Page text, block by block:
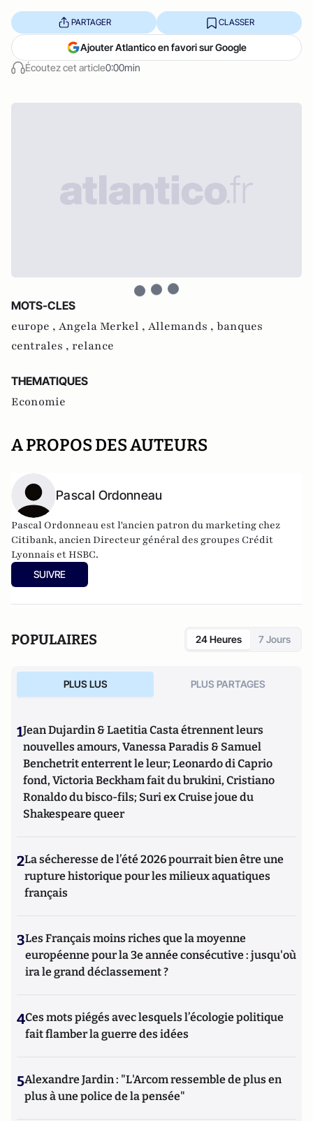
Écoutez cet article0:00min
PARTAGER CLASSER
Ajouter Atlantico en favori sur Google
MOTS-CLES
europe , Angela Merkel , Allemands , banques
centrales , relance
THEMATIQUES
Economie
A PROPOS DES AUTEURS
Pascal Ordonneau
Pascal Ordonneau est l'ancienpatron du marketing chez
Citibank, ancien Directeur général des groupes Crédit
Lyonnais et HSBC.
Il a notamment publié
critique de la banque et de la finance
économiques et financières.
SUIVRE
POPULAIRES 24 Heures 7 Jours
PLUS LUS PLUS PARTAGES
1Jean Dujardin & Laetitia Casta étrennent leurs
nouvelles amours, Vanessa Paradis & Samuel
Benchetrit enterrent le leur; Leonardo di Caprio
fond, Victoria Beckham fait du brukini, Cristiano
Ronaldo du bisco-fils; Suri ex Cruise joue du
Shakespeare queer
2La sécheresse de l’été 2026 pourrait bien être une
rupture historique pour les milieux aquatiques
français
3Les Français moins riches que la moyenne
européenne pour la 3e année consécutive : jusqu'où
ira le grand déclassement ?
4Ces mots piégés avec lesquels l’écologie politique
fait flamber la guerre des idées
5Alexandre Jardin : "L'Arcom ressemble de plus en
plus à une police de la pensée"